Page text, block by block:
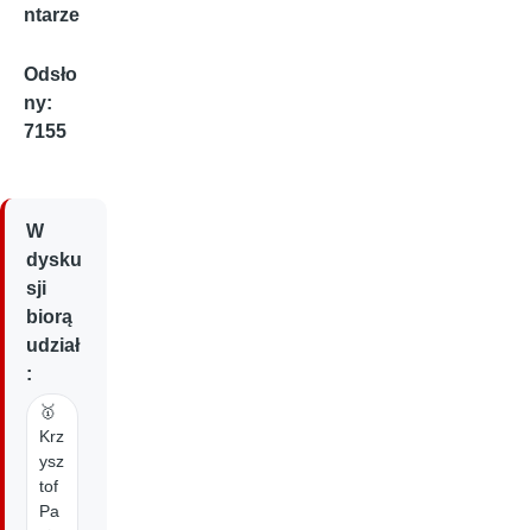
ntarze
Odsło
ny:
7155
W
dysku
sji
biorą
udział
:
🥇
Krz
ysz
tof
Pa